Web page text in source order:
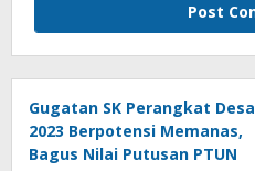
Gugatan SK Perangkat Desa
2023 Berpotensi Memanas,
Bagus Nilai Putusan PTUN